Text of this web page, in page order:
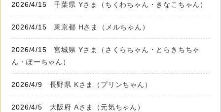
2026/4/15 千葉県 Yさま（ちくわちゃん・きなこちゃん）
2026/4/15 東京都 Hさま（メルちゃん）
2026/4/15
宮城県 Yさま（さくらちゃん・とらきちちゃ
ん・ぽーちゃん）
2026/4/9 長野県 Kさま（プリンちゃん）
2026/4/5 大阪府 Aさま（元気ちゃん）